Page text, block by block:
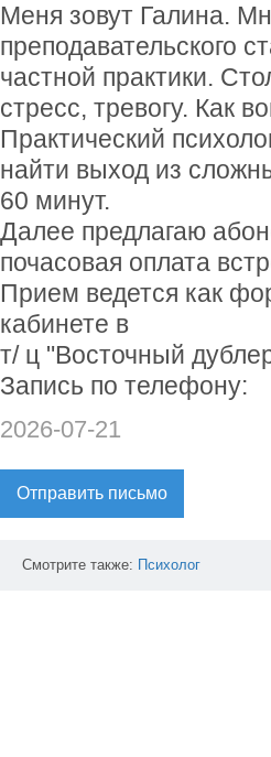
Меня зовут Галина.
преподавательского
частной практики.
стресс, тревогу. Как
Практический
найти выход из
60 минут.
Далее предлагаю
почасовая оплата
Прием ведется как
кабинете в
т/ ц "Восточный
Запись по телефону:
2026-07-21
Отправить письмо
Смотрите также: Психолог